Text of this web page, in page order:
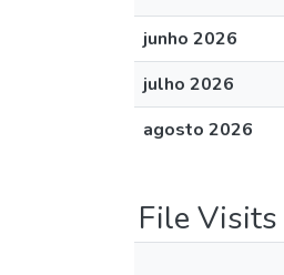
junho 2026
julho 2026
agosto 2026
File Visits